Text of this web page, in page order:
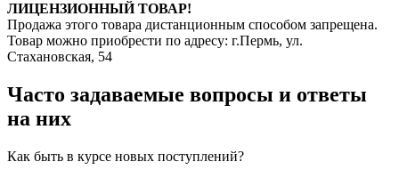
ЛИЦЕНЗИОННЫЙ ТОВАР!
Продажа этого товара дистанционным способом запрещена.
Товар можно приобрести по адресу: г.Пермь, ул.
Стахановская, 54
Часто задаваемые вопросы и ответы
на них
Как быть в курсе новых поступлений?